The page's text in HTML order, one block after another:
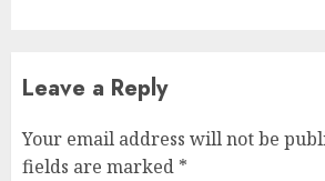
Leave a Reply
Your email address will not be
fields are marked *